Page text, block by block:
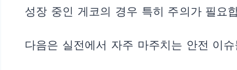
성장 중인 게코의 경우 특히 주의가 필요
다음은 실전에서 자주 마주치는 안전 이